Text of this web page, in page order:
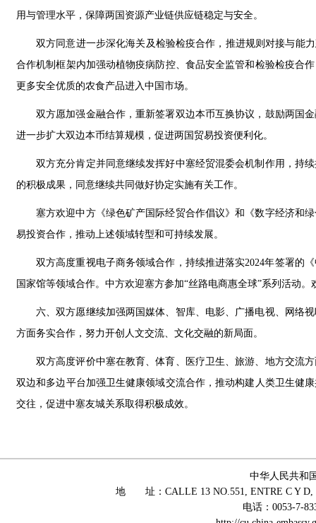
用与管理水平，保障两国资源产业链供应链稳定与安全。
双方同意进一步深化海关及检验检疫合作，推进规则对接与能
合作机制框架内加强动植物疫病防控、食品安全监管和检验检疫合
更多安全优质的农食产品进入中国市场。
双方愿加强金融合作，重新签署双边本币互换协议，鼓励两国
进一步扩大双边本币结算规模，促进两国贸易投资便利化。
双方充分肯定并同意继续发挥好中塞经贸混委会机制作用，持
的积极成果，同意继续共同做好协定实施有关工作。
塞方欢迎中方《绿色矿产国际经贸合作倡议》和《数字经济和
易投资合作，推动上述领域转型和可持续发展。
双方高度重视电子商务领域合作，持续推进落实2024年签署的
国家馆等领域合作。中方欢迎塞方参加“丝路电商惠全球”系列活动
六、双方愿继续加强两国媒体、智库、电影、广播电视、网络
方面务实合作，努力开创人文交流、文化交融的新局面。
双方高度评价中塞在教育、体育、医疗卫生、旅游、地方交流
双边和多边平台加强卫生健康领域交流合作，推动构建人类卫生健
交往，促进中塞友城关系取得积极成效。
中华人民共和
地 址：CALLE 13 NO.551, ENTRE C Y D,
电话：0053-7-